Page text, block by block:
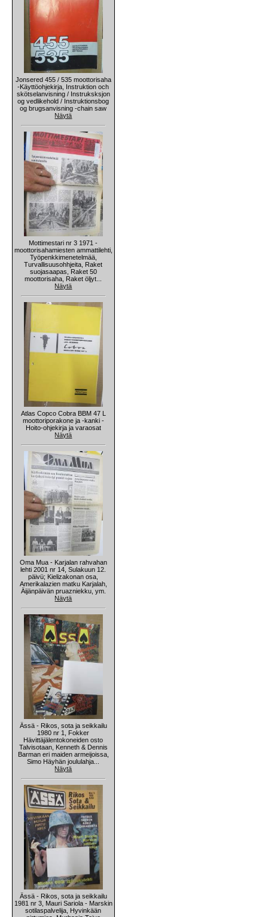
Jonsered 455 / 535 moottorisaha
-Käyttöohjekirja, Instruktion och
skötselanvisning / Instruksksjon
og vedlikehold / Instruktionsbog
og brugsanvisning -chain saw
Näytä
Mottimestari nr 3 1971 -
moottorisahamiesten ammattilehti,
Työpenkkimenetelmää,
Turvallisuusohhjeita, Raket
suojasaapas, Raket 50
moottorisaha, Raket öljyt...
Näytä
Atlas Copco Cobra BBM 47 L
moottoriporakone ja -kanki -
Hoito-ohjekirja ja varaosat
Näytä
Oma Mua - Karjalan rahvahan
lehti 2001 nr 14, Sulakuun 12.
päivü; Kielizakonan osa,
Amerikalazien matku Karjalah,
Äijänpäivän pruazniekku, ym.
Näytä
Ässä - Rikos, sota ja seikkailu
1980 nr 1, Fokker
Hävittäjälentokoneiden osto
Talvisotaan, Kenneth & Dennis
Barman eri maiden armeijoissa,
Simo Häyhän joululahja...
Näytä
Ässä - Rikos, sota ja seikkailu
1981 nr 3, Mauri Sariola - Marskin
sotilaspalvelija, Hyvinkään